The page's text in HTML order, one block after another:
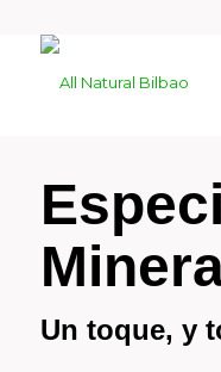
Un toque, y